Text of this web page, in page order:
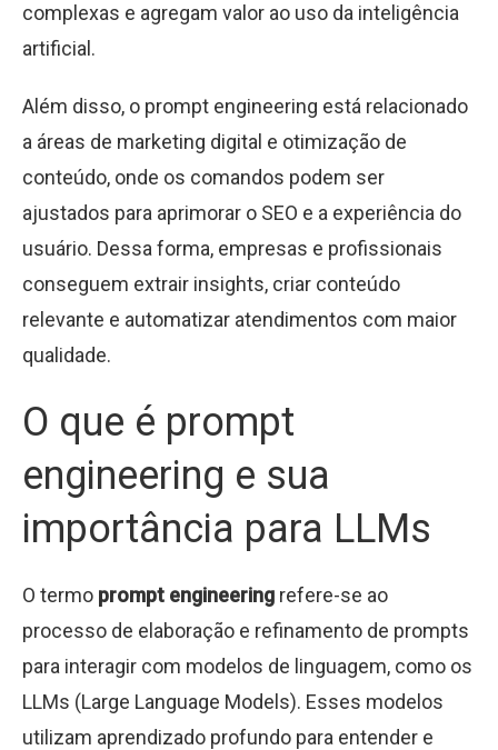
complexas e agregam valor ao uso da inteligência
artificial.
Além disso, o prompt engineering está relacionado
a áreas de marketing digital e otimização de
conteúdo, onde os comandos podem ser
ajustados para aprimorar o SEO e a experiência do
usuário. Dessa forma, empresas e profissionais
conseguem extrair insights, criar conteúdo
relevante e automatizar atendimentos com maior
qualidade.
O que é prompt
engineering e sua
importância para LLMs
O termo prompt engineering refere-se ao
processo de elaboração e refinamento de prompts
para interagir com modelos de linguagem, como os
LLMs (Large Language Models). Esses modelos
utilizam aprendizado profundo para entender e